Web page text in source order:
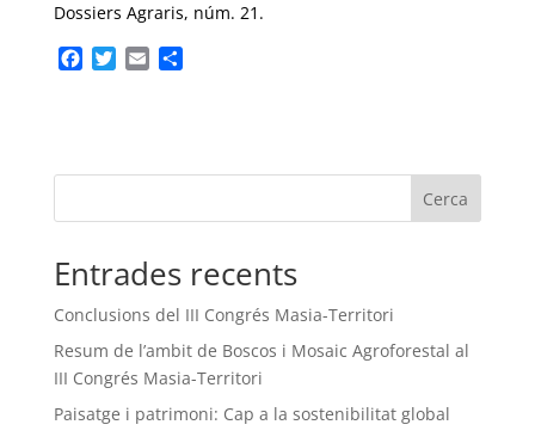
Dossiers Agraris, núm. 21.
o
k
e
r
e
Cerca
Entrades recents
Conclusions del III Congrés Masia-Territori
Resum de l’ambit de Boscos i Mosaic Agroforestal al
III Congrés Masia-Territori
Paisatge i patrimoni: Cap a la sostenibilitat global